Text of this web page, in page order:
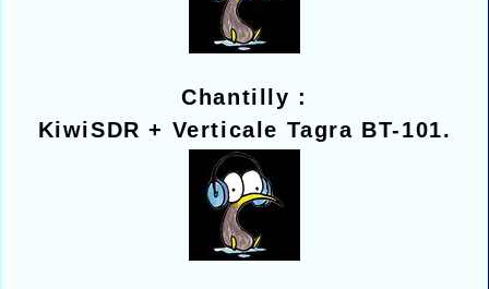
Chantilly :
KiwiSDR + Verticale Tagra BT-101.